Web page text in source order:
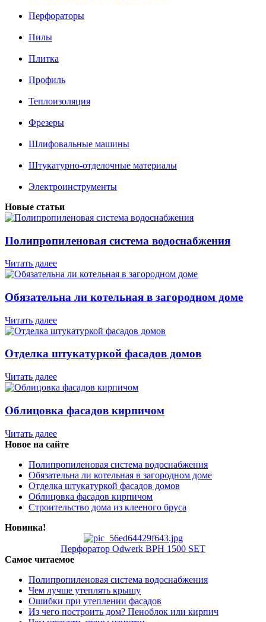
Перфораторы
Пилы
Плитка
Профиль
Теплоизоляция
Фрезеры
Шлифовальные машины
Штукатурно-отделочные материалы
Электроинструменты
Новые статьи
Полипропиленовая система водоснабжения
Читать далее
Обязательна ли котельная в загородном доме
Читать далее
Отделка штукатуркой фасадов домов
Читать далее
Облицовка фасадов кирпичом
Читать далее
Новое на сайте
Полипропиленовая система водоснабжения
Обязательна ли котельная в загородном доме
Отделка штукатуркой фасадов домов
Облицовка фасадов кирпичом
Строительство дома из клееного бруса
Новинка!
Перфоратор Odwerk BPH 1500 SET
Самое читаемое
Полипропиленовая система водоснабжения
Чем лучше утеплять крышу
Ошибки при утеплении фасадов
Из чего построить дом? Пеноблок или кирпич